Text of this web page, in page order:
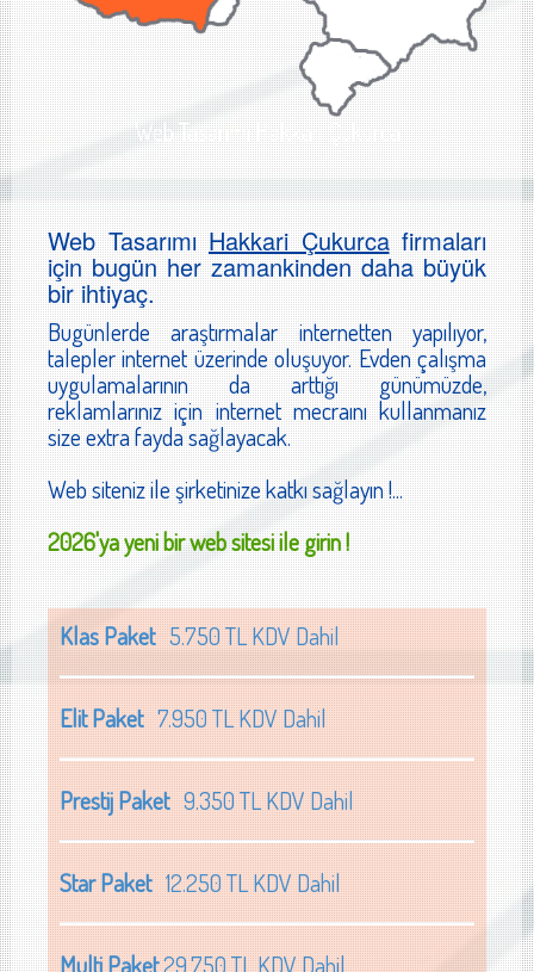
Web Tasarımı Hakkari Çukurca
Web TasarımıHakkari Çukurcafirmaları
için bugün her zamankinden daha büyük
bir ihtiyaç.
Bugünlerde araştırmalar internetten yapılıyor,
talepler internet üzerinde oluşuyor. Evden çalışma
uygulamalarının da arttığı günümüzde,
reklamlarınız için internet mecraını kullanmanız
size extra fayda sağlayacak.
Web siteniz ile şirketinize katkı sağlayın !...
2026'ya yeni bir web sitesi ile girin !
Klas Paket5.750 TL KDV Dahil
Elit Paket7.950 TL KDV Dahil
Prestij Paket9.350 TL KDV Dahil
Star Paket12.250 TL KDV Dahil
Multi Paket29.750 TL KDV Dahil